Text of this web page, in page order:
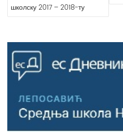
школску 2017 – 2018-ту